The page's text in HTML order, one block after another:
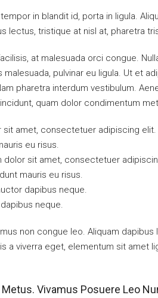
in blandit id, porta in ligula.
lectus, tristique at nisl at, pharetra
at malesuada orci congue.
malesuada, pulvinar eu ligula. Ut et
pharetra interdum vestibulum.
quam dolor condimentum
sit amet, consectetuer adipiscing elit.
eu risus.
dolor sit amet, consectetuer
mauris eu risus.
dapibus neque.
neque.
non congue leo. Aliquam
a viverra eget, elementum sit amet
Vivamus Posuere Leo